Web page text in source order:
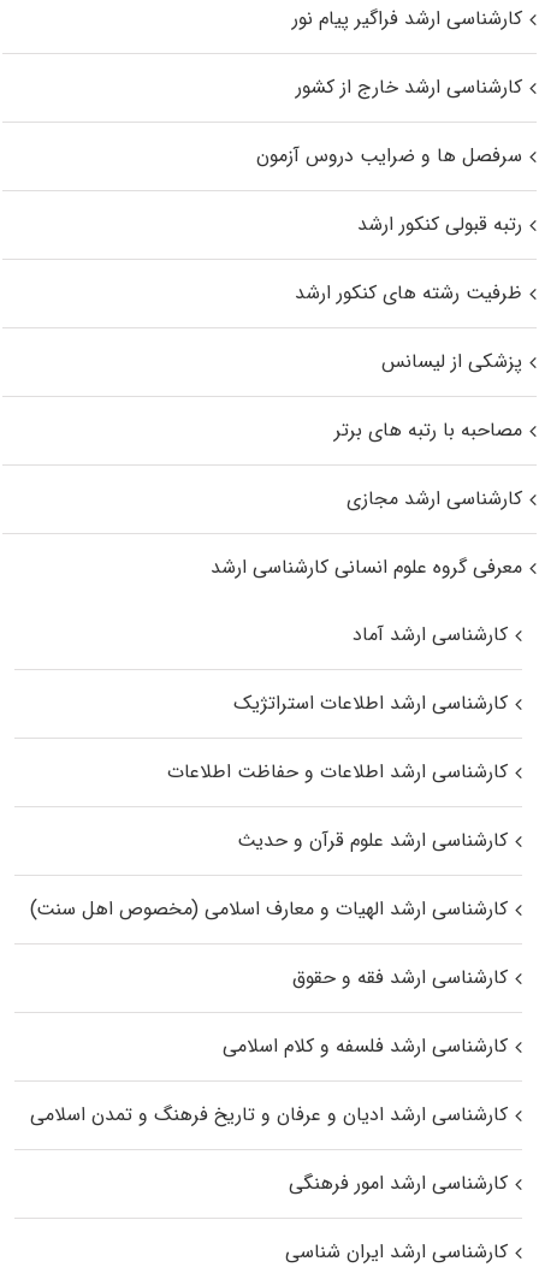
کارشناسی ارشد فراگیر پیام نور
کارشناسی ارشد خارج از کشور
سرفصل ها و ضرایب دروس آزمون
رتبه قبولی کنکور ارشد
ظرفیت رشته های کنکور ارشد
پزشکی از لیسانس
مصاحبه با رتبه های برتر
کارشناسی ارشد مجازی
معرفی گروه علوم انسانی کارشناسی ارشد
کارشناسی ارشد آماد
کارشناسی ارشد اطلاعات استراتژیک
کارشناسی ارشد اطلاعات و حفاظت اطلاعات
کارشناسی ارشد علوم قرآن و حدیث
کارشناسی ارشد الهیات و معارف اسلامی (مخصوص اهل سنت)
کارشناسی ارشد فقه و حقوق
کارشناسی ارشد فلسفه و کلام اسلامی
کارشناسی ارشد ادیان و عرفان و تاریخ فرهنگ و تمدن اسلامی
کارشناسی ارشد امور فرهنگی
کارشناسی ارشد ایران شناسی